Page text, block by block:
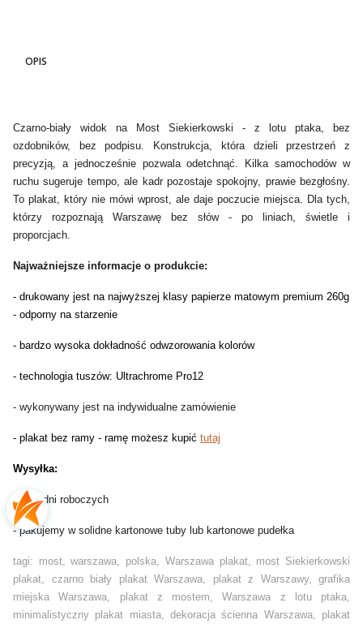
OPIS
Czarno-biały widok na Most Siekierkowski - z lotu ptaka, bez
ozdobników, bez podpisu. Konstrukcja, która dzieli przestrzeń z
precyzją, a jednocześnie pozwala odetchnąć. Kilka samochodów w
ruchu sugeruje tempo, ale kadr pozostaje spokojny, prawie bezgłośny.
To plakat, który nie mówi wprost, ale daje poczucie miejsca. Dla tych,
którzy rozpoznają Warszawę bez słów - po liniach, świetle i
proporcjach.
Najważniejsze informacje o produkcie:
- drukowany jest na najwyższej klasy papierze matowym premium 260g
- odporny na starzenie
- bardzo wysoka dokładność odwzorowania kolorów
- technologia tuszów: Ultrachrome Pro12
- wykonywany jest na indywidualne zamówienie
- plakat bez ramy - ramę możesz kupić tutaj
Wysyłka:
- do 2 dni roboczych
- pakujemy w solidne kartonowe tuby lub kartonowe pudełka
tagi: most, warszawa, polska, Warszawa plakat, most Siekierkowski
plakat, czarno biały plakat Warszawa, plakat z Warszawy, grafika
miejska Warszawa, plakat z mostem, Warszawa z lotu ptaka,
minimalistyczny plakat miasta, dekoracja ścienna Warszawa, plakat